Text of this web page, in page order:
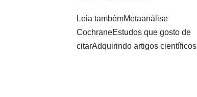
Leia tambémMetaanálise
CochraneEstudos que gosto de
citarAdquirindo artigos científicos